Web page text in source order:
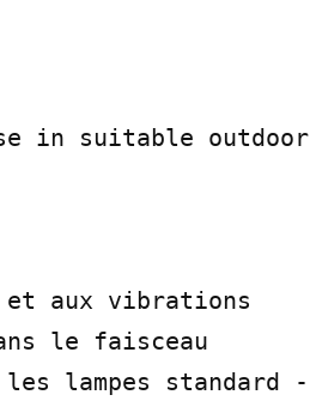
in suitable outdoor
et aux vibrations
le faisceau
lampes standard -